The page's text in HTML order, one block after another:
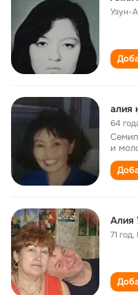
Узун-
алия
64
и
Алия
71 год,